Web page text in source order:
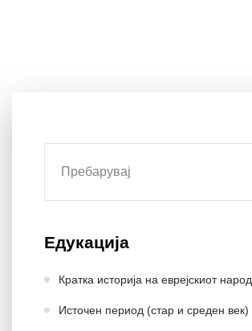
Едукација
Кратка историја на еврејскиот народ
Источен период (стар и среден век)